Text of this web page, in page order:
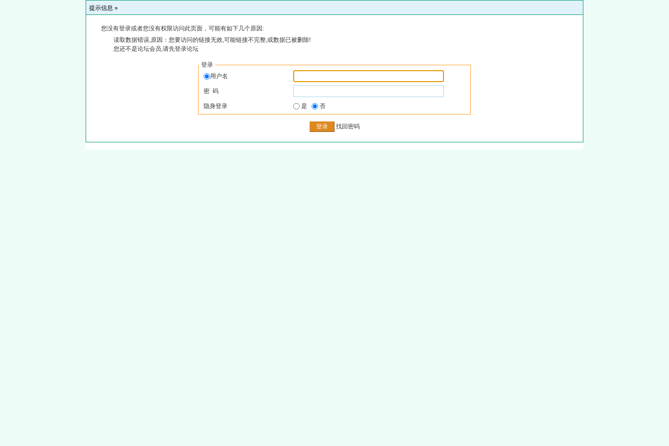
提示信息 »
您没有登录或者您没有权限访问此页面，可能有如下几个原因:
读取数据错误,原因：您要访问的链接无效,可能链接不完整,或数据已被删除!
您还不是论坛会员,请先登录论坛
登录
用户名
密 码
隐身登录 是 否
找回密码